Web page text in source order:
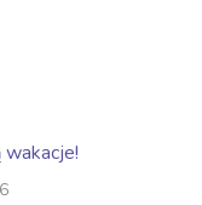
wakacje!